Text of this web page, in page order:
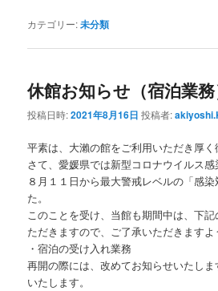
カテゴリー:未分類
休館お知らせ（宿泊業務
投稿日時:2021年8月16日 投稿者:
平素は、大瀨の館をご利用いただき厚く
さて、愛媛県では新型コロナウイルス感
８月１１日から最大警戒レベルの「感
た。
このことを受け、当館も期間中は、下
ただきますので、ご了承いただきますよ
・宿泊の受け入れ業務
再開の際には、改めてお知らせいたし
いたします。